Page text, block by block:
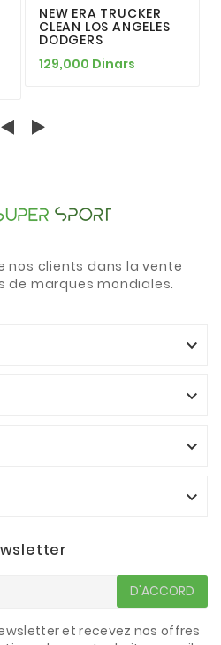
NEW ERA TRUCKER
CLEAN LOS ANGELES
DODGERS
129,000 Dinars
nos clients dans la vente
de marques mondiales.




D'ACCORD
et recevez nos offres